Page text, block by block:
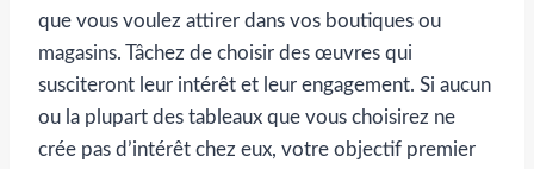
que vous voulez attirer dans vos boutiques ou
magasins. Tâchez de choisir des œuvres qui
susciteront leur intérêt et leur engagement. Si aucun
ou la plupart des tableaux que vous choisirez ne
crée pas d’intérêt chez eux, votre objectif premier